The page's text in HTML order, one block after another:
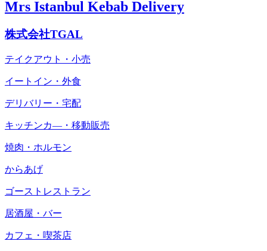
Mrs Istanbul Kebab Delivery
株式会社TGAL
テイクアウト・小売
イートイン・外食
デリバリー・宅配
キッチンカ―・移動販売
焼肉・ホルモン
からあげ
ゴーストレストラン
居酒屋・バー
カフェ・喫茶店